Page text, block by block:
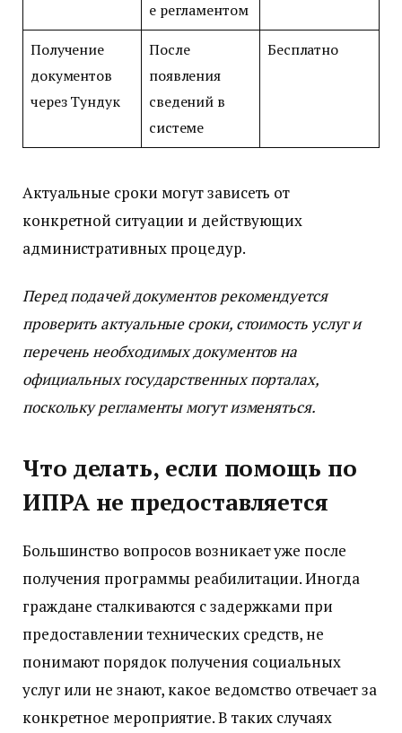
е регламентом
Получение
документов
через Тундук
После
появления
сведений в
системе
Бесплатно
Актуальные сроки могут зависеть от
конкретной ситуации и действующих
административных процедур.
Перед подачей документов рекомендуется
проверить актуальные сроки, стоимость услуг и
перечень необходимых документов на
официальных государственных порталах,
поскольку регламенты могут изменяться.
Что делать, если помощь по
ИПРА не предоставляется
Большинство вопросов возникает уже после
получения программы реабилитации. Иногда
граждане сталкиваются с задержками при
предоставлении технических средств, не
понимают порядок получения социальных
услуг или не знают, какое ведомство отвечает за
конкретное мероприятие. В таких случаях